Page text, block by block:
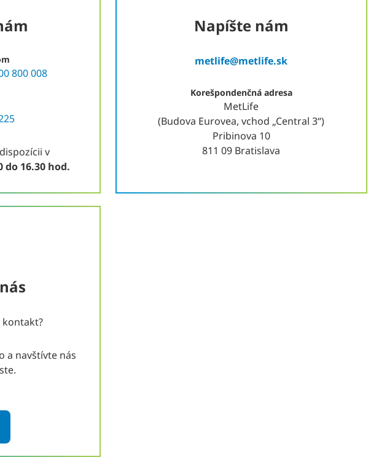
800 008
v
do 16.30 hod.
Napíšte nám
metlife@metlife.sk
Korešpondenčná adresa
MetLife
(Budova Eurovea, vchod „Central 3“)
Pribinova 10
811 09 Bratislava
a navštívte nás